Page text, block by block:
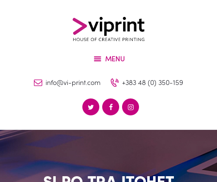
MENU
info@vi-print.com +383 48 (0) 350-159
VIPRINT
Shërbimet
Produktet
Lajme